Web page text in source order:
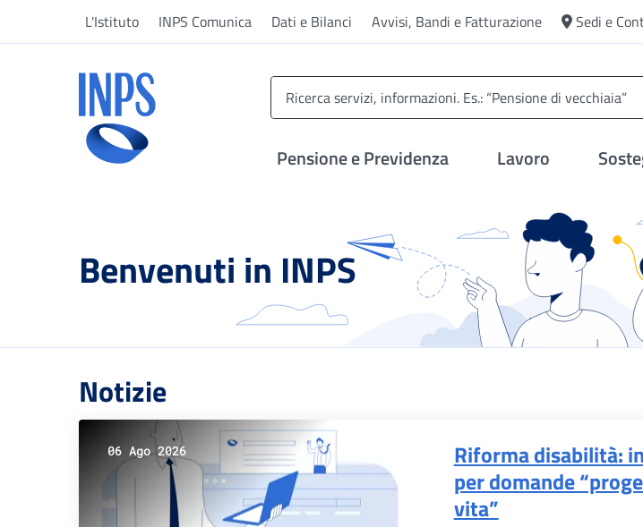
L'Istituto INPS Comunica Dati e Bilanci Avvisi, Bandi e Fatturazione Sedi e
Pensione e Previdenza Lavoro
Benvenuti in INPS
Notizie
06 Ago 2026
Riforma disabilità:
per domande
vita”